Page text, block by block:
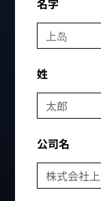
名字
姓
公司名